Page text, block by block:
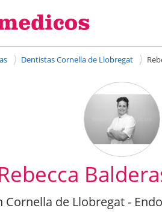
Dentistas Cornella de Llobregat
Cornella de Llobregat -